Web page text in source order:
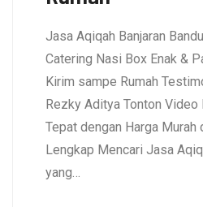
Jasa Aqiqah Banjaran
Catering Nasi Box Enak &
Kirim sampe Rumah
Rezky Aditya Tonton Video
Tepat dengan Harga Murah
Lengkap Mencari Jasa
yang…